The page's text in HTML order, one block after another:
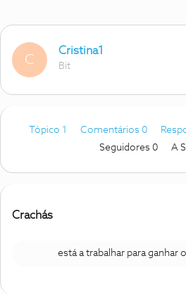
C
Cristina1
Bit
Tópico 1 Comentários 0
Seguidores 0 A
Crachás
está a trabalhar para ganhar